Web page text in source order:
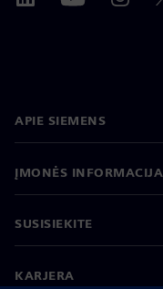
APIE SIEMENS
ĮMONĖS INFORMACIJA
SUSISIEKITE
KARJERA